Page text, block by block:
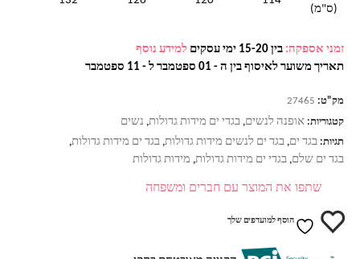
(ס"מ)
זמני אספקה: בין 15-20 ימי עסקים
למידע נוסף
תאריך משוער לאיסוף בין ה - 01 ספטמבר ל - 11 ספטמבר
מק"ט: 27465
קטגוריות: אופנה לנשים, בגדי ים מידות גדולות, נשים
תגיות: בגד ים, בגד ים לנשים מידות גדולות, בגד ים מידות גדולות,
בגד ים שלם, בגדי ים מידות גדולות, מידות גדולות
שתפו את המוצר עם חברים ומשפחה
הוסף למועדפים שלך